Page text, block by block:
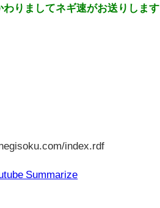
わりましてネギ速がお送りします
index.rdf
Summarize